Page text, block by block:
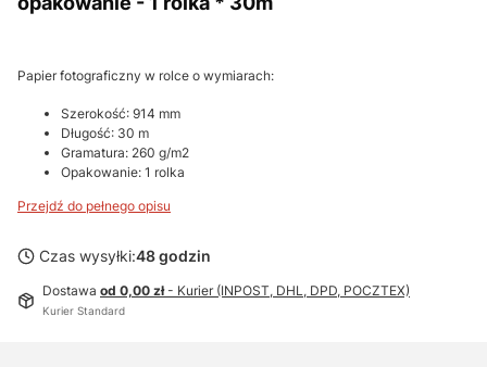
Papier fotograficzny w rolce o wymiarach:
Szerokość: 914 mm
Długość: 30 m
Gramatura: 260 g/m2
Opakowanie: 1 rolka
Przejdź do pełnego opisu
Czas wysyłki:48 godzin
Dostawa od 0,00 zł- Kurier (INPOST, DHL, DPD, POCZTEX)
Kurier Standard